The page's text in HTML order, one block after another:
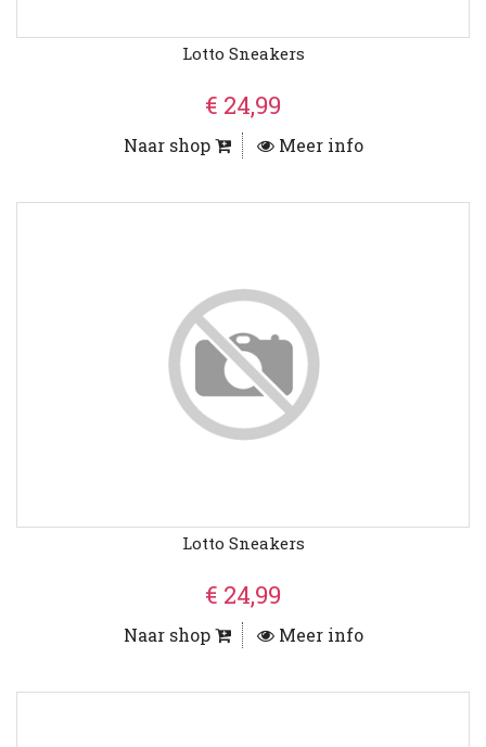
Lotto Sneakers
€ 24,99
Naar shop Meer info
Lotto Sneakers
€ 24,99
Naar shop Meer info